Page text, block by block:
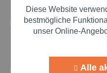
Herstellernr.:
Beschreibung
185/220 Isoparaffin 185/
Marketing
Diese Website
bestmögliche
unser Online-
Alle